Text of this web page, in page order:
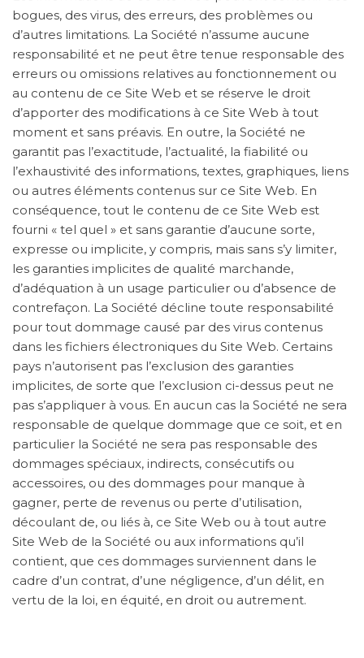
bogues, des virus, des erreurs, des problèmes ou
d’autres limitations. La Société n’assume aucune
responsabilité et ne peut être tenue responsable des
erreurs ou omissions relatives au fonctionnement ou
au contenu de ce Site Web et se réserve le droit
d’apporter des modifications à ce Site Web à tout
moment et sans préavis. En outre, la Société ne
garantit pas l’exactitude, l’actualité, la fiabilité ou
l’exhaustivité des informations, textes, graphiques, liens
ou autres éléments contenus sur ce Site Web. En
conséquence, tout le contenu de ce Site Web est
fourni « tel quel » et sans garantie d’aucune sorte,
expresse ou implicite, y compris, mais sans s’y limiter,
les garanties implicites de qualité marchande,
d’adéquation à un usage particulier ou d’absence de
contrefaçon. La Société décline toute responsabilité
pour tout dommage causé par des virus contenus
dans les fichiers électroniques du Site Web. Certains
pays n’autorisent pas l’exclusion des garanties
implicites, de sorte que l’exclusion ci-dessus peut ne
pas s’appliquer à vous. En aucun cas la Société ne sera
responsable de quelque dommage que ce soit, et en
particulier la Société ne sera pas responsable des
dommages spéciaux, indirects, consécutifs ou
accessoires, ou des dommages pour manque à
gagner, perte de revenus ou perte d’utilisation,
découlant de, ou liés à, ce Site Web ou à tout autre
Site Web de la Société ou aux informations qu’il
contient, que ces dommages surviennent dans le
cadre d’un contrat, d’une négligence, d’un délit, en
vertu de la loi, en équité, en droit ou autrement.